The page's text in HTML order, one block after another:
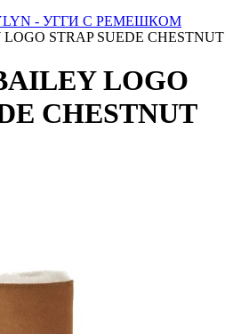
- УГГИ С РЕМЕШКОМ
STRAP SUEDE CHESTNUT
LOGO
CHESTNUT